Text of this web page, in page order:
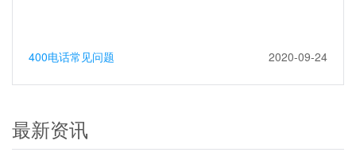
400电话常见问题 2020-09-24
最新资讯